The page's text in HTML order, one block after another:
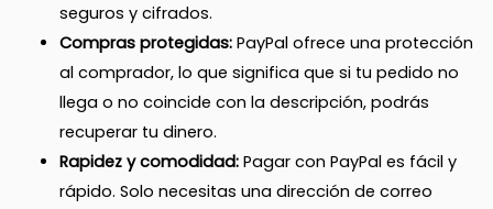
seguros y cifrados.
Compras protegidas:PayPal ofrece una protección
al comprador, lo que significa que si tu pedido no
llega o no coincide con la descripción, podrás
recuperar tu dinero.
Rapidez y comodidad:Pagar con PayPal es fácil y
rápido. Solo necesitas una dirección de correo